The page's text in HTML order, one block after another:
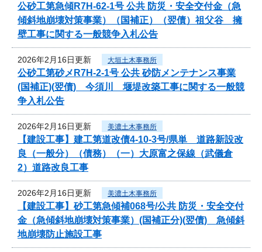
公砂工第急傾R7H-62-1号 公共 防災・安全交付金（急
傾斜地崩壊対策事業）（国補正）（翌債）祖父谷 擁
壁工事に関する一般競争入札公告
2026年2月16日更新 大垣土木事務所
公砂工第砂メR7H-2-1号 公共 砂防メンテナンス事業
(国補正)(翌債) 今須川 堰堤改築工事に関する一般競
争入札公告
2026年2月16日更新 美濃土木事務所
【建設工事】建工第道改債4-10-3号/県単 道路新設改
良（一般分）（債務）（一）大原富之保線（武儀倉
2）道路改良工事
2026年2月16日更新 美濃土木事務所
【建設工事】砂工第急傾補068号/公共 防災・安全交付
金（急傾斜地崩壊対策事業）(国補正分)(翌債) 急傾斜
地崩壊防止施設工事